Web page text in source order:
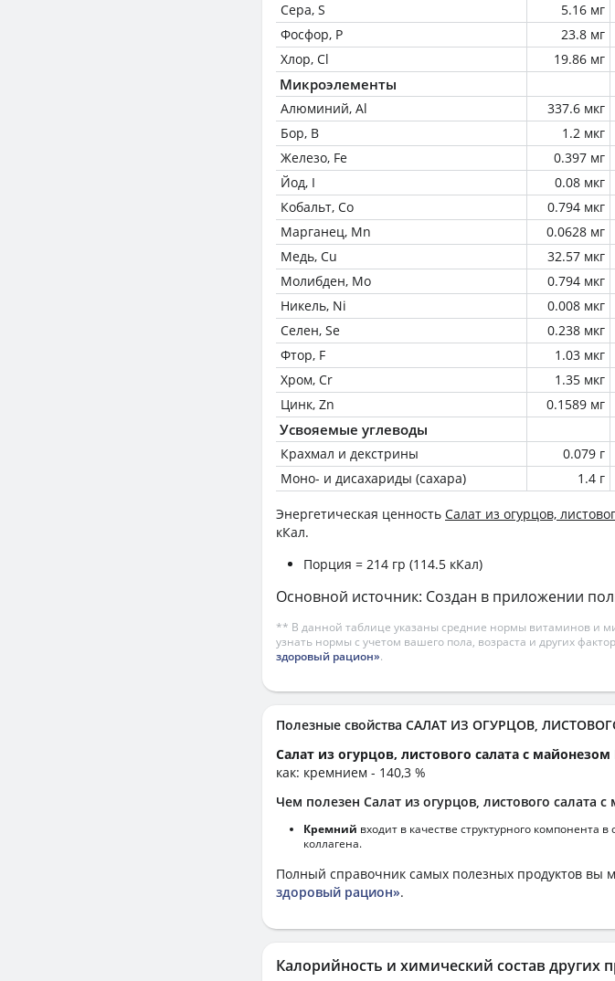
Сера, S
5.16 мг
Фосфор, P
23.8 мг
Хлор, Cl
19.86 мг
Микроэлементы
Алюминий, Al 337.6 мкг
Бор, B
1.2 мкг
Железо, Fe
0.397 мг
Йод, I
0.08 мкг
Кобальт, Co
0.794 мкг
Марганец, Mn
0.0628 мг
Медь, Cu
32.57 мкг
Молибден, Mo
0.794 мкг
Никель, Ni
0.008 мкг
Селен, Se
0.238 мкг
Фтор, F
1.03 мкг
Хром, Cr
1.35 мкг
Цинк, Zn
0.1589 мг
Усвояемые углеводы
Крахмал и декстрины 0.079 г
Моно- и дисахариды (сахара)
1.4 г
Энергетическая ценность Салат из огурцов,
кКал.
Порция = 214 гр (114.5 кКал)
Основной источник: Создан в приложении
** В данной таблице указаны средние нормы витаминов и
узнать нормы с учетом вашего пола, возраста и других
здоровый рацион».
Полезные свойства САЛАТ ИЗ ОГУРЦОВ,
Салат из огурцов, листового салата с майонезом
как: кремнием - 140,3 %
Чем полезен Салат из огурцов, листового салата
Кремний входит в качестве структурного компонента
коллагена.
Полный справочник самых полезных продуктов вы
здоровый рацион».
Калорийность и химический состав других